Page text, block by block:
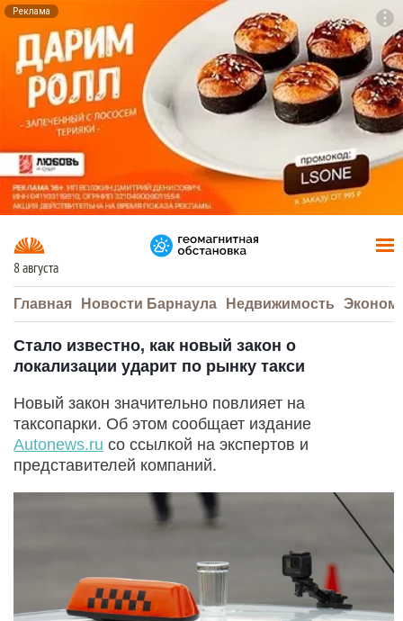
Реклама
8 августа
Главная Новости Барнаула Недвижимость
Стало известно, как новый закон о
локализации ударит по рынку такси
Новый закон значительно повлияет на
таксопарки. Об этом сообщает издание
Autonews.ru со ссылкой на экспертов и
представителей компаний.